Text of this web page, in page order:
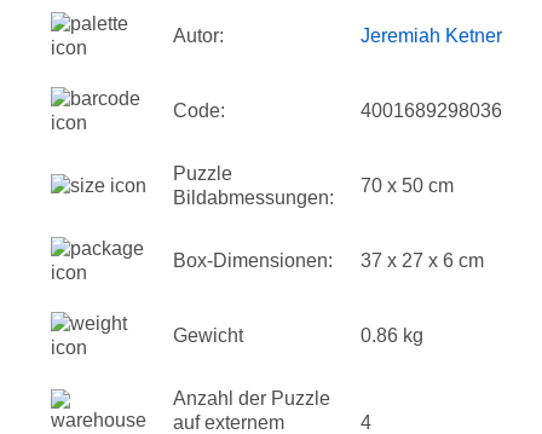
Autor: Jeremiah Ketner
Code: 4001689298036
Puzzle
Bildabmessungen:
70 x 50 cm
Box-Dimensionen: 37 x 27 x 6 cm
Gewicht 0.86 kg
Anzahl der Puzzle
auf externem
4